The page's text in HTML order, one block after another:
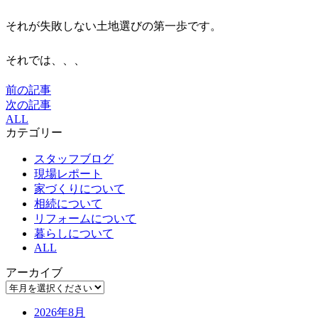
それが失敗しない土地選びの第一歩です。
それでは、、、
前の記事
次の記事
ALL
カテゴリー
スタッフブログ
現場レポート
家づくりについて
相続について
リフォームについて
暮らしについて
ALL
アーカイブ
2026年8月